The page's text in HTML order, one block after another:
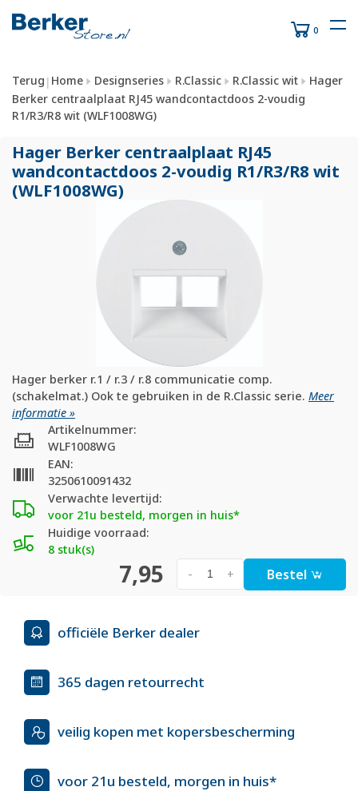
0
Terug | Home Designseries R.Classic R.Classic wit
Hager
Berker centraalplaat RJ45 wandcontactdoos 2-voudig
R1/R3/R8 wit (WLF1008WG)
Hager Berker centraalplaat RJ45
wandcontactdoos 2-voudig R1/R3/R8 wit
(WLF1008WG)
Hager berker r.1 / r.3 / r.8 communicatie comp.
(schakelmat.) Ook te gebruiken in de R.Classic serie. Meer
informatie »
Verwachte levertijd:
voor 21u besteld, morgen in huis*
Huidige voorraad:
8 stuk(s)
Artikelnummer:
WLF1008WG
EAN:
3250610091432
7,95 +
- Bestel
officiële Berker dealer
365 dagen retourrecht
veilig kopen met kopersbescherming
voor 21u besteld, morgen in huis*